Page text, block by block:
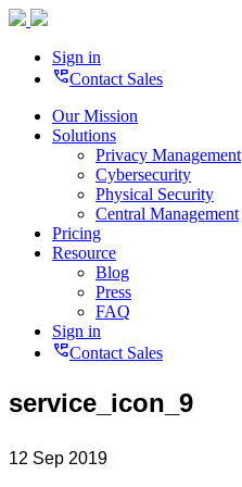
Sign in
perm_phone_msgContact Sales
Our Mission
Solutions
Privacy Management
Cybersecurity
Physical Security
Central Management
Pricing
Resource
Blog
Press
FAQ
Sign in
perm_phone_msgContact Sales
service_icon_9
12 Sep 2019